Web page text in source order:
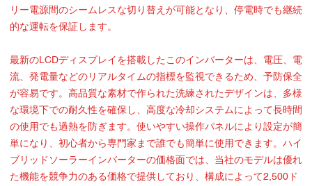
リー電源間のシームレスな切り替えが可能となり、停電時でも継続
的な運転を保証します。
最新のLCDディスプレイを搭載したこのインバーターは、電圧、電
流、発電量などのリアルタイムの指標を監視できるため、予防保全
が容易です。高品質な素材で作られた洗練されたデザインは、多様
な環境下での耐久性を確保し、高度な冷却システムによって長時間
の使用でも過熱を防ぎます。使いやすい操作パネルにより設定が簡
単になり、初心者から専門家まで誰でも簡単に使用できます。ハイ
ブリッドソーラーインバーターの価格面では、当社のモデルは優れ
た機能を競争力のある価格で提供しており、構成によって2,500ド